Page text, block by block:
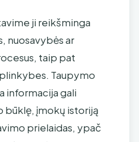
ji reikšminga
nuosavybės ar
taip pat
Taupymo
informacija gali
būklę, įmokų istoriją
prielaidas, ypač